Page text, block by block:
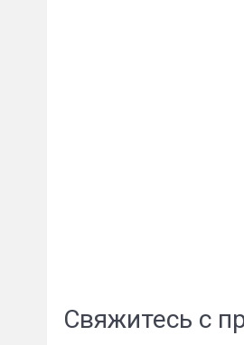
Свяжитесь с